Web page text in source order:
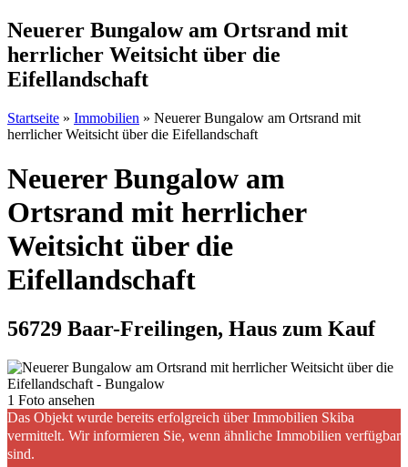
Neuerer Bungalow am Ortsrand mit
herrlicher Weitsicht über die
Eifellandschaft
Startseite » Immobilien » Neuerer Bungalow am Ortsrand mit
herrlicher Weitsicht über die Eifellandschaft
Neuerer Bungalow am
Ortsrand mit herrlicher
Weitsicht über die
Eifellandschaft
56729 Baar-Freilingen, Haus zum Kauf
1 Foto ansehen
Das Objekt wurde bereits erfolgreich über Immobilien Skiba
vermittelt. Wir informieren Sie, wenn ähnliche Immobilien verfügbar
sind.